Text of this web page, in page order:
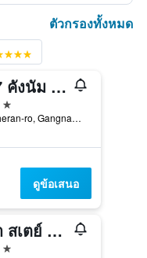
ตัวกรองทั้งหมด
แอล7 คังนัม บาย ล็อตเต โฮเทลส์
415, Teheran-ro, Gangnam-gu, โซล, เกาหลีใต้
ดูข้อเสนอ
ชิลลา สเตย์ ซอโช กังนัม สเตชั่น